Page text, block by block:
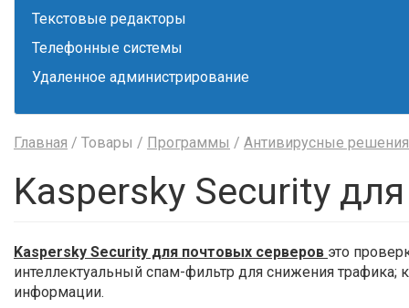
Текстовые редакторы
Телефонные системы
Удаленное администрирование
Главная / Товары / Программы / Антивирусные решения
Kaspersky Security
Kaspersky Security для почтовых серверов это
интеллектуальный спам-фильтр для снижения
информации.